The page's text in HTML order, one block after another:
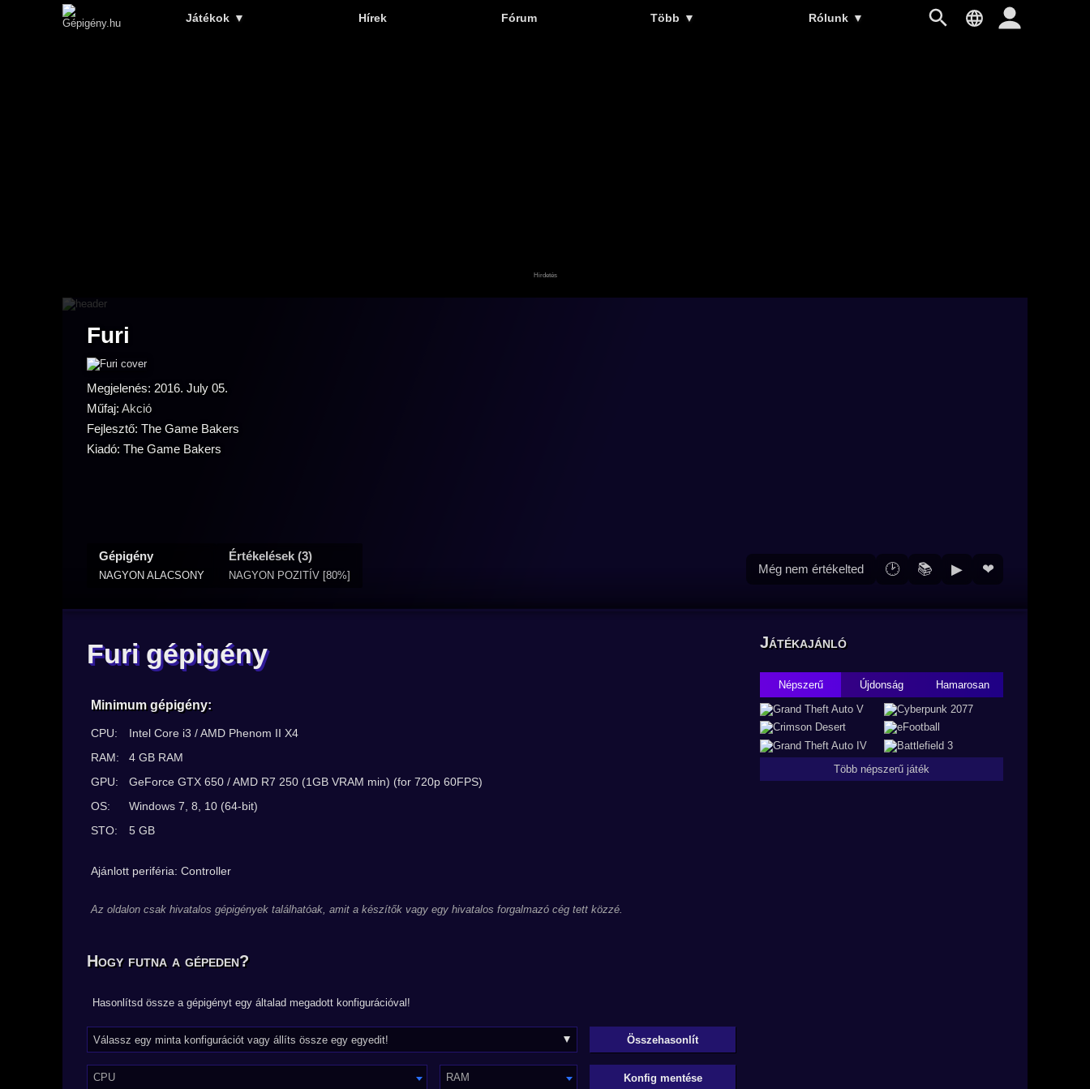
Játékok ▼ Hírek Fórum Több ▼ Rólunk ▼
Furi
Megjelenés: 2016. July 05.
Műfaj: Akció
Fejlesztő: The Game Bakers
Kiadó: The Game Bakers
Gépigény
NAGYON ALACSONY
Értékelések (3)
NAGYON POZITÍV [80%] Még nem értékelted 🕑 📚 ▶ ❤
Furi gépigény
Minimum gépigény:
CPU:
Intel Core i3 / AMD Phenom II X4
RAM:
4 GB RAM
GPU:
GeForce GTX 650 / AMD R7 250 (1GB VRAM min) (for 720p 60FPS)
OS:
Windows 7, 8, 10 (64-bit)
STO:
5 GB
Ajánlott periféria: Controller
Az oldalon csak hivatalos gépigények találhatóak, amit a készítők vagy egy hivatalos forgalmazó cég tett közzé.
Hogy futna a gépeden?
Hasonlítsd össze a gépigényt egy általad megadott konfigurációval!
CPU RAM Konfig mentése
Játékajánló
Népszerű Újdonság Hamarosan
Több népszerű játék